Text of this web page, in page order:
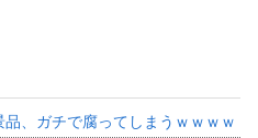
、ガチで腐ってしまうｗｗｗｗ